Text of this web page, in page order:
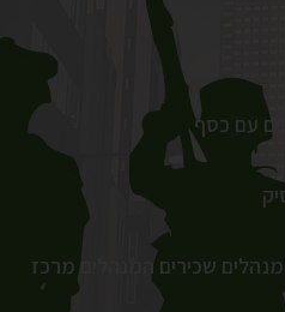
עם כסף
שכירים המנהלים מרכז